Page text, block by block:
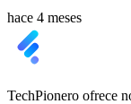
hace 4 meses
TechPionero ofrece